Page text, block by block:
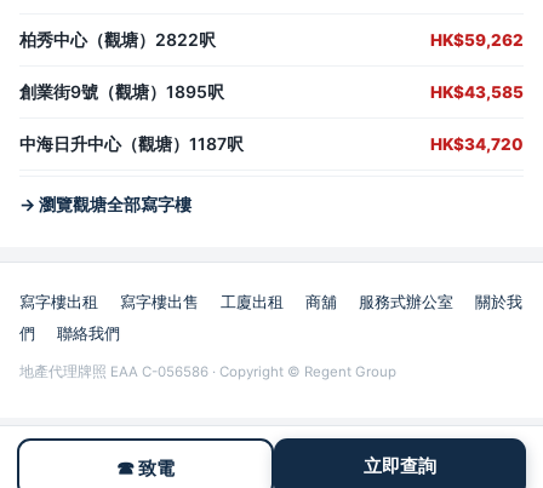
柏秀中心（觀塘）2822呎 HK$59,262
創業街9號（觀塘）1895呎 HK$43,585
中海日升中心（觀塘）1187呎 HK$34,720
→ 瀏覽觀塘全部寫字樓
寫字樓出租 寫字樓出售 工廈出租 商舖 服務式辦公室
關於我
們
聯絡我們
地產代理牌照 EAA C-056586 · Copyright © Regent Group
☎ 致電 立即查詢